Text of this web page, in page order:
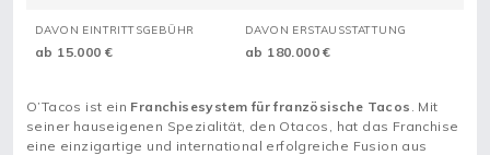
DAVON EINTRITTSGEBÜHR
ab 15.000 €
DAVON ERSTAUSSTATTUNG
ab 180.000 €
O’Tacos ist ein Franchisesystem für französische Tacos . Mit
seiner hauseigenen Spezialität, den Otacos, hat das Franchise
eine einzigartige und international erfolgreiche Fusion aus